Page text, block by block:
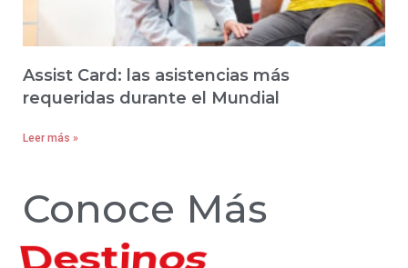
Assist Card: las asistencias más
requeridas durante el Mundial
Leer más »
Conoce Más
Hoteles